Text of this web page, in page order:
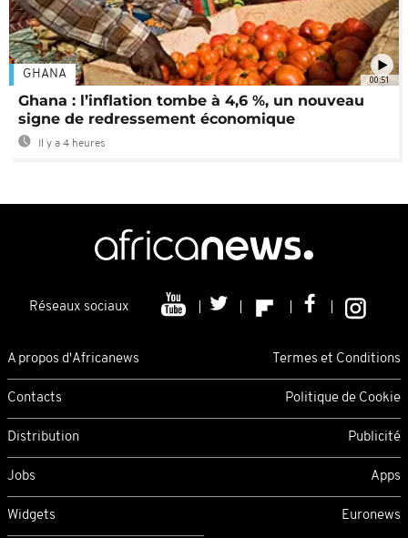
00:51
GHANA
Ghana : l’inflation tombe à 4,6 %, un nouveau
signe de redressement économique
Il y a 4 heures
Réseaux sociaux
A propos d'Africanews Termes et Conditions
Contacts Politique de Cookie
Distribution Publicité
Jobs Apps
Widgets Euronews